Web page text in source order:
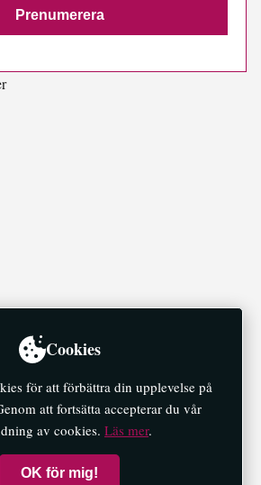
Cookies
för att förbättra din upplevelse på
att fortsätta accepterar du vår
av cookies. Läs mer.
OK för mig!